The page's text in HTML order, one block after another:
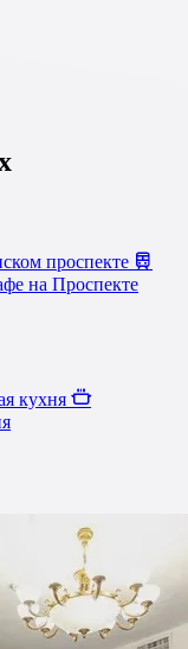
проспекте
на Проспекте
кухня